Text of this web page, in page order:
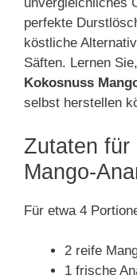
perfekte
köstliche
Säften. Lernen
Kokosnuss
selbst herstellen
Zutaten für
Mango-
Für etwa 4
2 reife
1 frische